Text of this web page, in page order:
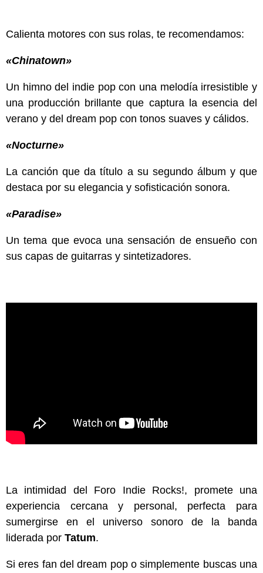
Calienta motores con sus rolas, te recomendamos:
«Chinatown»
Un himno del indie pop con una melodía irresistible y
una producción brillante que captura la esencia del
verano y del dream pop con tonos suaves y cálidos.
«Nocturne»
La canción que da título a su segundo álbum y que
destaca por su elegancia y sofisticación sonora.
«Paradise»
Un tema que evoca una sensación de ensueño con
sus capas de guitarras y sintetizadores.
La intimidad del Foro Indie Rocks!, promete una
experiencia cercana y personal, perfecta para
sumergirse en el universo sonoro de la banda
liderada por Tatum.
Si eres fan del dream pop o simplemente buscas una